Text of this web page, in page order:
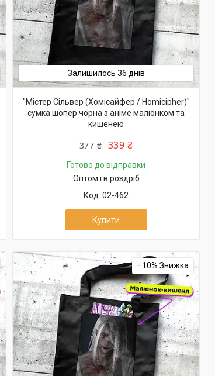
Залишилось 36 днів
"Містер Сільвер (Хомісайфер / Homicipher)"
сумка шопер чорна з аніме малюнком та
кишенею
377 ₴ 339 ₴
Готово до відправки
Оптом і в роздріб
02-462
Купити
–10%